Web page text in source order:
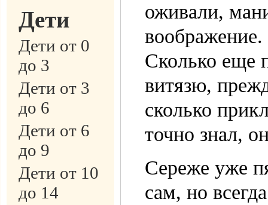
Дети
Дети от 0
до 3
Дети от 3
до 6
Дети от 6
до 9
Дети от 10
до 14
оживали,
Сколько еще
витязю,
сколько
точно знал,
Сереже уже
сам, но